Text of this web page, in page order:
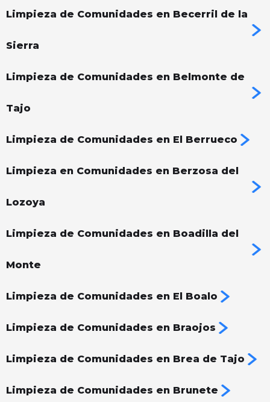
Limpieza de Comunidades en Becerril de la
Sierra
Limpieza de Comunidades en Belmonte de
Tajo
Limpieza de Comunidades en El Berrueco
Limpieza en Comunidades en Berzosa del
Lozoya
Limpieza de Comunidades en Boadilla del
Monte
Limpieza de Comunidades en El Boalo
Limpieza de Comunidades en Braojos
Limpieza de Comunidades en Brea de Tajo
Limpieza de Comunidades en Brunete